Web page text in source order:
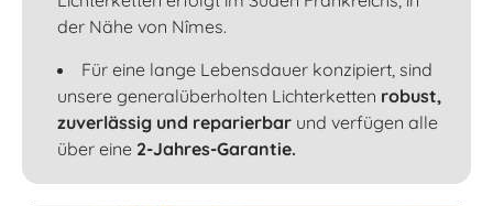
der Nähe von Nîmes.
Für eine lange Lebensdauer konzipiert, sind
unsere generalüberholten Lichterketten robust,
zuverlässig und reparierbar und verfügen alle
über eine 2-Jahres-Garantie.